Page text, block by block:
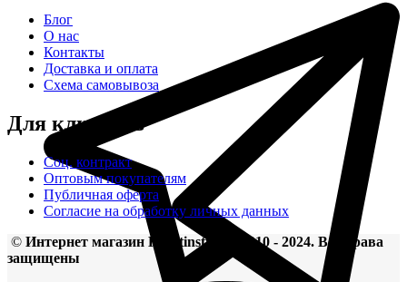
Блог
О нас
Контакты
Доставка и оплата
Схема самовывоза
Для клиентов
Соц. контракт
Оптовым покупателям
Публичная оферта
Согласие на обработку личных данных
© Интернет магазин Keratinstyle24 2010 - 2024. Все права
защищены